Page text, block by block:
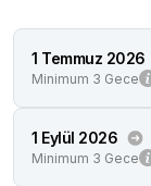
1 Temmuz 2026
Minimum 3 Gece
1 Eylül 2026
Minimum 3 Gece